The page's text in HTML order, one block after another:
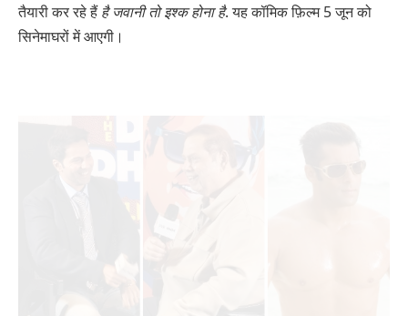
तैयारी कर रहे हैंहै जवानी तो इश्क होना है. यह कॉमिक फ़िल्म 5 जून को
सिनेमाघरों में आएगी।